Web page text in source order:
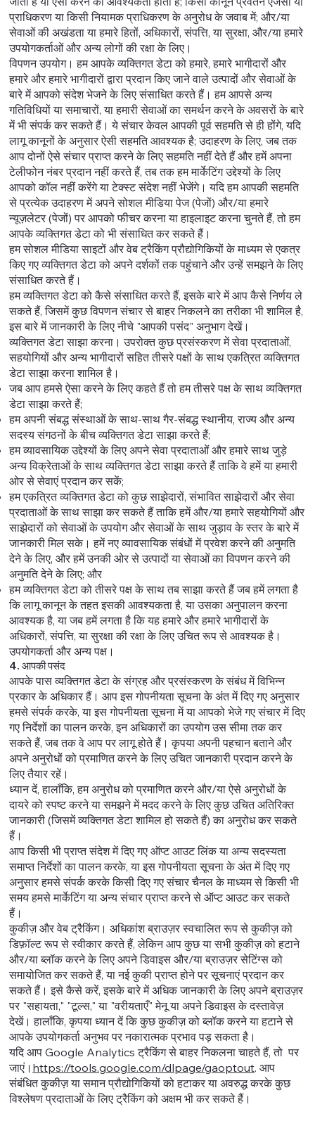
प्राधिकरण या किसी नियामक प्राधिकरण के अनुरोध के जवाब में; और/या
सेवाओं की अखंडता या हमारे हितों, अधिकारों, संपत्ति, या सुरक्षा, और/या हमारे
उपयोगकर्ताओं और अन्य लोगों की रक्षा के लिए।
विपणन उपयोग। हम आपके व्यक्तिगत डेटा को हमारे, हमारे भागीदारों और
हमारे और हमारे भागीदारों द्वारा प्रदान किए जाने वाले उत्पादों और सेवाओं के
बारे में आपको संदेश भेजने के लिए संसाधित करते हैं। हम आपसे अन्य
गतिविधियों या समाचारों, या हमारी सेवाओं का समर्थन करने के अवसरों के बारे
में भी संपर्क कर सकते हैं। ये संचार केवल आपकी पूर्व सहमति से ही होंगे, यदि
लागू कानूनों के अनुसार ऐसी सहमति आवश्यक है; उदाहरण के लिए, जब तक
आप दोनों ऐसे संचार प्राप्त करने के लिए सहमति नहीं देते हैं और हमें अपना
टेलीफोन नंबर प्रदान नहीं करते हैं, तब तक हम मार्केटिंग उद्देश्यों के लिए
आपको कॉल नहीं करेंगे या टेक्स्ट संदेश नहीं भेजेंगे। यदि हम आपकी सहमति
से प्रत्येक उदाहरण में अपने सोशल मीडिया पेज (पेजों) और/या हमारे
न्यूज़लेटर (पेजों) पर आपको फीचर करना या हाइलाइट करना चुनते हैं, तो हम
आपके व्यक्तिगत डेटा को भी संसाधित कर सकते हैं।
हम सोशल मीडिया साइटों और वेब ट्रैकिंग प्रौद्योगिकियों के माध्यम से एकत्र
किए गए व्यक्तिगत डेटा को अपने दर्शकों तक पहुंचाने और उन्हें समझने के लिए
संसाधित करते हैं।
हम व्यक्तिगत डेटा को कैसे संसाधित करते हैं, इसके बारे में आप कैसे निर्णय ले
सकते हैं, जिसमें कुछ विपणन संचार से बाहर निकलने का तरीका भी शामिल है,
इस बारे में जानकारी के लिए नीचे "आपकी पसंद" अनुभाग देखें।
व्यक्तिगत डेटा साझा करना। उपरोक्त कुछ प्रसंस्करण में सेवा प्रदाताओं,
सहयोगियों और अन्य भागीदारों सहित तीसरे पक्षों के साथ एकत्रित व्यक्तिगत
डेटा साझा करना शामिल है।
जब आप हमसे ऐसा करने के लिए कहते हैं तो हम तीसरे पक्ष के साथ व्यक्तिगत
डेटा साझा करते हैं;
हम अपनी संबद्ध संस्थाओं के साथ-साथ गैर-संबद्ध स्थानीय, राज्य और अन्य
सदस्य संगठनों के बीच व्यक्तिगत डेटा साझा करते हैं;
हम व्यावसायिक उद्देश्यों के लिए अपने सेवा प्रदाताओं और हमारे साथ जुड़े
अन्य विक्रेताओं के साथ व्यक्तिगत डेटा साझा करते हैं ताकि वे हमें या हमारी
ओर से सेवाएं प्रदान कर सकें;
हम एकत्रित व्यक्तिगत डेटा को कुछ साझेदारों, संभावित साझेदारों और सेवा
प्रदाताओं के साथ साझा कर सकते हैं ताकि हमें और/या हमारे सहयोगियों और
साझेदारों को सेवाओं के उपयोग और सेवाओं के साथ जुड़ाव के स्तर के बारे में
जानकारी मिल सके। हमें नए व्यावसायिक संबंधों में प्रवेश करने की अनुमति
देने के लिए, और हमें उनकी ओर से उत्पादों या सेवाओं का विपणन करने की
अनुमति देने के लिए; और
हम व्यक्तिगत डेटा को तीसरे पक्ष के साथ तब साझा करते हैं जब हमें लगता है
कि लागू कानून के तहत इसकी आवश्यकता है, या उसका अनुपालन करना
आवश्यक है, या जब हमें लगता है कि यह हमारे और हमारे भागीदारों के
अधिकारों, संपत्ति, या सुरक्षा की रक्षा के लिए उचित रूप से आवश्यक है।
उपयोगकर्ता और अन्य पक्ष।
4. आपकी पसंद
आपके पास व्यक्तिगत डेटा के संग्रह और प्रसंस्करण के संबंध में विभिन्न
प्रकार के अधिकार हैं। आप इस गोपनीयता सूचना के अंत में दिए गए अनुसार
हमसे संपर्क करके, या इस गोपनीयता सूचना में या आपको भेजे गए संचार में दिए
गए निर्देशों का पालन करके, इन अधिकारों का उपयोग उस सीमा तक कर
सकते हैं, जब तक वे आप पर लागू होते हैं। कृपया अपनी पहचान बताने और
अपने अनुरोधों को प्रमाणित करने के लिए उचित जानकारी प्रदान करने के
लिए तैयार रहें।
ध्यान दें, हालाँकि, हम अनुरोध को प्रमाणित करने और/या ऐसे अनुरोधों के
दायरे को स्पष्ट करने या समझने में मदद करने के लिए कुछ उचित अतिरिक्त
जानकारी (जिसमें व्यक्तिगत डेटा शामिल हो सकते हैं) का अनुरोध कर सकते
हैं।
आप किसी भी प्राप्त संदेश में दिए गए ऑप्ट आउट लिंक या अन्य सदस्यता
समाप्त निर्देशों का पालन करके, या इस गोपनीयता सूचना के अंत में दिए गए
अनुसार हमसे संपर्क करके किसी दिए गए संचार चैनल के माध्यम से किसी भी
समय हमसे मार्केटिंग या अन्य संचार प्राप्त करने से ऑप्ट आउट कर सकते
हैं।
कुकीज़ और वेब ट्रैकिंग। अधिकांश ब्राउज़र स्वचालित रूप से कुकीज़ को
डिफ़ॉल्ट रूप से स्वीकार करते हैं, लेकिन आप कुछ या सभी कुकीज़ को हटाने
और/या ब्लॉक करने के लिए अपने डिवाइस और/या ब्राउज़र सेटिंग्स को
समायोजित कर सकते हैं, या नई कुकी प्राप्त होने पर सूचनाएं प्रदान कर
सकते हैं। इसे कैसे करें, इसके बारे में अधिक जानकारी के लिए अपने ब्राउज़र
पर "सहायता," "टूल्स," या "वरीयताएँ" मेनू या अपने डिवाइस के दस्तावेज़
देखें। हालाँकि, कृपया ध्यान दें कि कुछ कुकीज़ को ब्लॉक करने या हटाने से
आपके उपयोगकर्ता अनुभव पर नकारात्मक प्रभाव पड़ सकता है।
यदि आप Google Analytics ट्रैकिंग से बाहर निकलना चाहते हैं, तो पर
जाएं। https://tools.google.com/dlpage/gaoptout. आप
संबंधित कुकीज़ या समान प्रौद्योगिकियों को हटाकर या अवरुद्ध करके कुछ
विश्लेषण प्रदाताओं के लिए ट्रैकिंग को अक्षम भी कर सकते हैं।